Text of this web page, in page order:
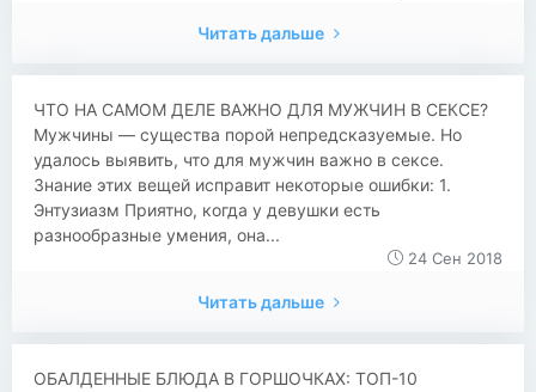
Читать дальше
​​​​ЧТО НА САМОМ ДЕЛЕ ВАЖНО ДЛЯ МУЖЧИН В СЕКСЕ?
Мужчины — существа порой непредсказуемые. Но
удалось выявить, что для мужчин важно в сексе.
Знание этих вещей исправит некоторые ошибки: 1.
Энтузиазм Приятно, когда у девушки есть
разнообразные умения, она...
24 Сен 2018
Читать дальше
ОБАЛДЕННЫЕ БЛЮДА В ГОРШОЧКАХ: ТОП-10